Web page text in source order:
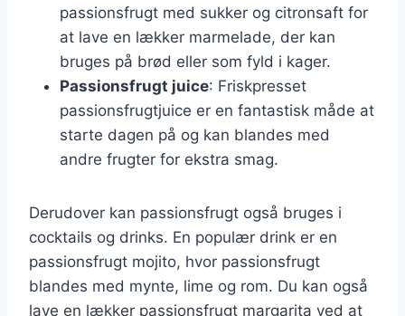
passionsfrugt med sukker og citronsaft for
at lave en lækker marmelade, der kan
bruges på brød eller som fyld i kager.
Passionsfrugt juice: Friskpresset
passionsfrugtjuice er en fantastisk måde at
starte dagen på og kan blandes med
andre frugter for ekstra smag.
Derudover kan passionsfrugt også bruges i
cocktails og drinks. En populær drink er en
passionsfrugt mojito, hvor passionsfrugt
blandes med mynte, lime og rom. Du kan også
lave en lækker passionsfrugt margarita ved at